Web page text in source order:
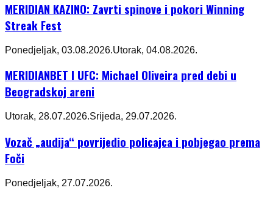
MERIDIAN KAZINO: Zavrti spinove i pokori Winning
Streak Fest
Ponedjeljak, 03.08.2026.Utorak, 04.08.2026.
MERIDIANBET I UFC: Michael Oliveira pred debi u
Beogradskoj areni
Utorak, 28.07.2026.Srijeda, 29.07.2026.
Vozač „audija“ povrijedio policajca i pobjegao prema
Foči
Ponedjeljak, 27.07.2026.